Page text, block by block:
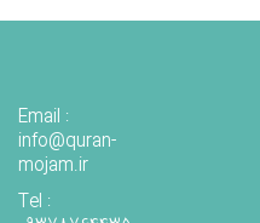
Email :
info@quran-
mojam.ir
Tel :